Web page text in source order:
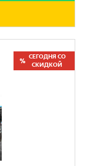
СЕГОДНЯ СО
СКИДКОЙ